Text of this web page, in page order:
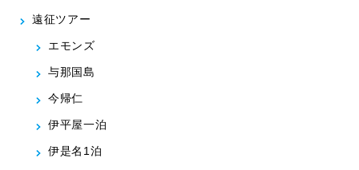
遠征ツアー
エモンズ
与那国島
今帰仁
伊平屋一泊
伊是名1泊